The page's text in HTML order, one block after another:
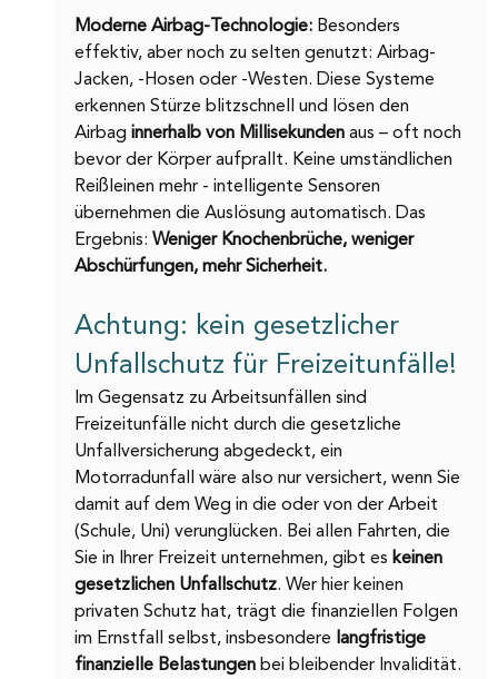
Moderne Airbag-Technologie: Besonders
effektiv, aber noch zu selten genutzt: Airbag-
Jacken, -Hosen oder -Westen. Diese Systeme
erkennen Stürze blitzschnell und lösen den
Airbag innerhalb von Millisekunden aus – oft noch
bevor der Körper aufprallt. Keine umständlichen
Reißleinen mehr - intelligente Sensoren
übernehmen die Auslösung automatisch. Das
Ergebnis: Weniger Knochenbrüche, weniger
Abschürfungen, mehr Sicherheit.
Achtung: kein gesetzlicher
Unfallschutz für Freizeitunfälle!
Im Gegensatz zu Arbeitsunfällen sind
Freizeitunfälle nicht durch die gesetzliche
Unfallversicherung abgedeckt, ein
Motorradunfall wäre also nur versichert, wenn Sie
damit auf dem Weg in die oder von der Arbeit
(Schule, Uni) verunglücken. Bei allen Fahrten, die
Sie in Ihrer Freizeit unternehmen, gibt es keinen
gesetzlichen Unfallschutz. Wer hier keinen
privaten Schutz hat, trägt die finanziellen Folgen
im Ernstfall selbst, insbesondere langfristige
finanzielle Belastungen bei bleibender Invalidität.